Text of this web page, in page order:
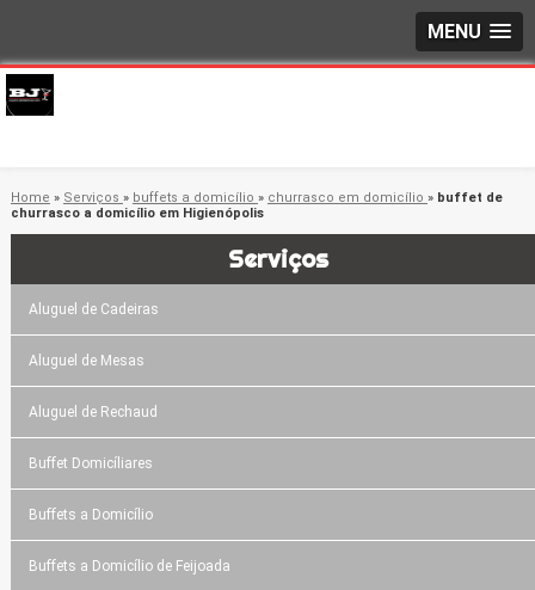
MENU
Home » Serviços » buffets a domicílio » churrasco em domicílio » buffet de
churrasco a domicílio em Higienópolis
Serviços
Aluguel de Cadeiras
Aluguel de Mesas
Aluguel de Rechaud
Buffet Domicíliares
Buffets a Domicílio
Buffets a Domicílio de Feijoada